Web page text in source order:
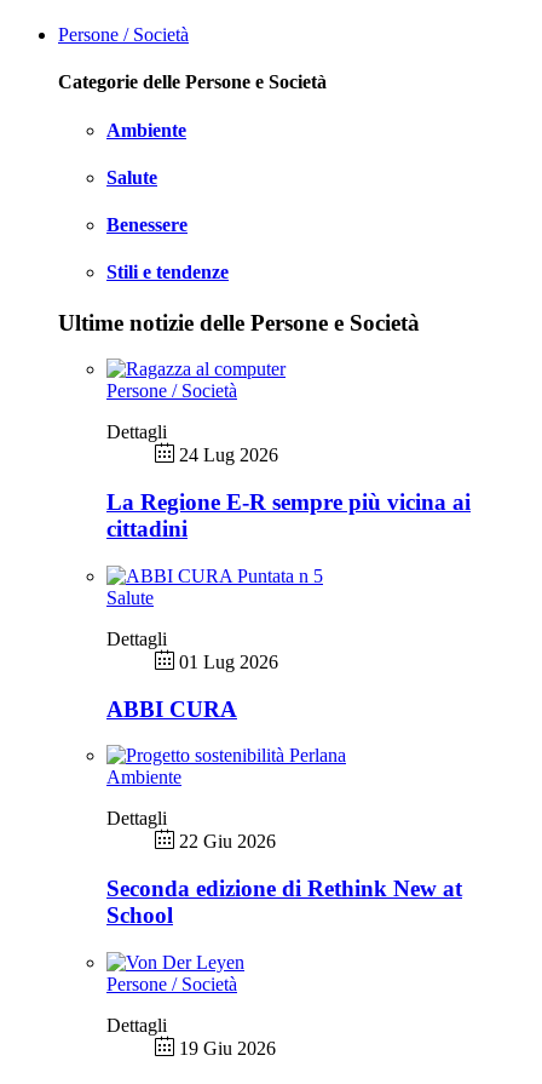
Persone / Società
Categorie delle Persone e Società
Ambiente
Salute
Benessere
Stili e tendenze
Ultime notizie delle Persone e Società
Persone / Società
Dettagli
24 Lug 2026
La Regione E-R sempre più vicina ai
cittadini
Salute
Dettagli
01 Lug 2026
ABBI CURA
Ambiente
Dettagli
22 Giu 2026
Seconda edizione di Rethink New at
School
Persone / Società
Dettagli
19 Giu 2026